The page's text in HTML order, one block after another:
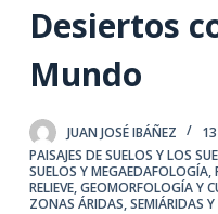
n
d
Desiertos
Mundo
JUAN JOSÉ IBÁÑEZ
PAISAJES DE SUELOS Y LOS
SUELOS Y MEGAEDAFOLOGÍA,
RELIEVE, GEOMORFOLOGÍA Y
ZONAS ÁRIDAS, SEMIÁRIDAS Y